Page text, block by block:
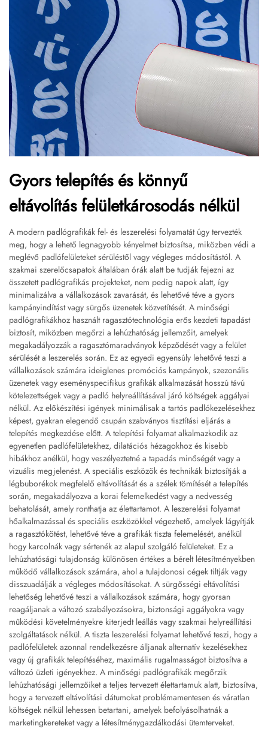
Gyors telepítés és könnyű
eltávolítás felületkárosodás nélkül
A modern padlógrafikák fel- és leszerelési folyamatát úgy tervezték
meg, hogy a lehető legnagyobb kényelmet biztosítsa, miközben védi a
meglévő padlófelületeket sérüléstől vagy végleges módosítástól. A
szakmai szerelőcsapatok általában órák alatt be tudják fejezni az
összetett padlógrafikás projekteket, nem pedig napok alatt, így
minimalizálva a vállalkozások zavarását, és lehetővé téve a gyors
kampányindítást vagy sürgős üzenetek közvetítését. A minőségi
padlógrafikákhoz használt ragasztótechnológia erős kezdeti tapadást
biztosít, miközben megőrzi a lehúzhatóság jellemzőit, amelyek
megakadályozzák a ragasztómaradványok képződését vagy a felület
sérülését a leszerelés során. Ez az egyedi egyensúly lehetővé teszi a
vállalkozások számára ideiglenes promóciós kampányok, szezonális
üzenetek vagy eseményspecifikus grafikák alkalmazását hosszú távú
kötelezettségek vagy a padló helyreállításával járó költségek aggályai
nélkül. Az előkészítési igények minimálisak a tartós padlókezelésekhez
képest, gyakran elegendő csupán szabványos tisztítási eljárás a
telepítés megkezdése előtt. A telepítési folyamat alkalmazkodik az
egyenetlen padlófelületekhez, dilatációs hézagokhoz és kisebb
hibákhoz anélkül, hogy veszélyeztetné a tapadás minőségét vagy a
vizuális megjelenést. A speciális eszközök és technikák biztosítják a
légbuborékok megfelelő eltávolítását és a szélek tömítését a telepítés
során, megakadályozva a korai felemelkedést vagy a nedvesség
behatolását, amely ronthatja az élettartamot. A leszerelési folyamat
hőalkalmazással és speciális eszközökkel végezhető, amelyek lágyítják
a ragasztókötést, lehetővé téve a grafikák tiszta felemelését, anélkül
hogy karcolnák vagy sértenék az alapul szolgáló felületeket. Ez a
lehúzhatósági tulajdonság különösen értékes a bérelt létesítményekben
működő vállalkozások számára, ahol a tulajdonosi cégek tiltják vagy
disszuadálják a végleges módosításokat. A sürgősségi eltávolítási
lehetőség lehetővé teszi a vállalkozások számára, hogy gyorsan
reagáljanak a változó szabályozásokra, biztonsági aggályokra vagy
működési követelményekre kiterjedt leállás vagy szakmai helyreállítási
szolgáltatások nélkül. A tiszta leszerelési folyamat lehetővé teszi, hogy a
padlófelületek azonnal rendelkezésre álljanak alternatív kezelésekhez
vagy új grafikák telepítéséhez, maximális rugalmasságot biztosítva a
változó üzleti igényekhez. A minőségi padlógrafikák megőrzik
lehúzhatósági jellemzőiket a teljes tervezett élettartamuk alatt, biztosítva,
hogy a tervezett eltávolítási dátumokat problémamentesen és váratlan
költségek nélkül lehessen betartani, amelyek befolyásolhatnák a
marketingkereteket vagy a létesítménygazdálkodási ütemterveket.